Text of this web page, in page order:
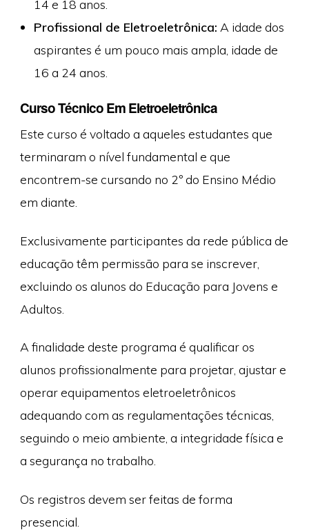
14 e 18 anos.
Profissional de Eletroeletrônica: A idade dos
aspirantes é um pouco mais ampla, idade de
16 a 24 anos.
Curso Técnico Em Eletroeletrônica
Este curso é voltado a aqueles estudantes que
terminaram o nível fundamental e que
encontrem-se cursando no 2º do Ensino Médio
em diante.
Exclusivamente participantes da rede pública de
educação têm permissão para se inscrever,
excluindo os alunos do Educação para Jovens e
Adultos.
A finalidade deste programa é qualificar os
alunos profissionalmente para projetar, ajustar e
operar equipamentos eletroeletrônicos
adequando com as regulamentações técnicas,
seguindo o meio ambiente, a integridade física e
a segurança no trabalho.
Os registros devem ser feitas de forma
presencial.